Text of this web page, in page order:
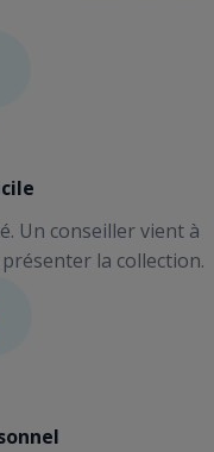
Un conseiller vient à
la collection.